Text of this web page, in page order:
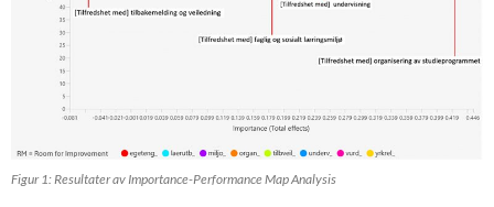
Figur 1: Resultater av Importance-Performance Map Analysis